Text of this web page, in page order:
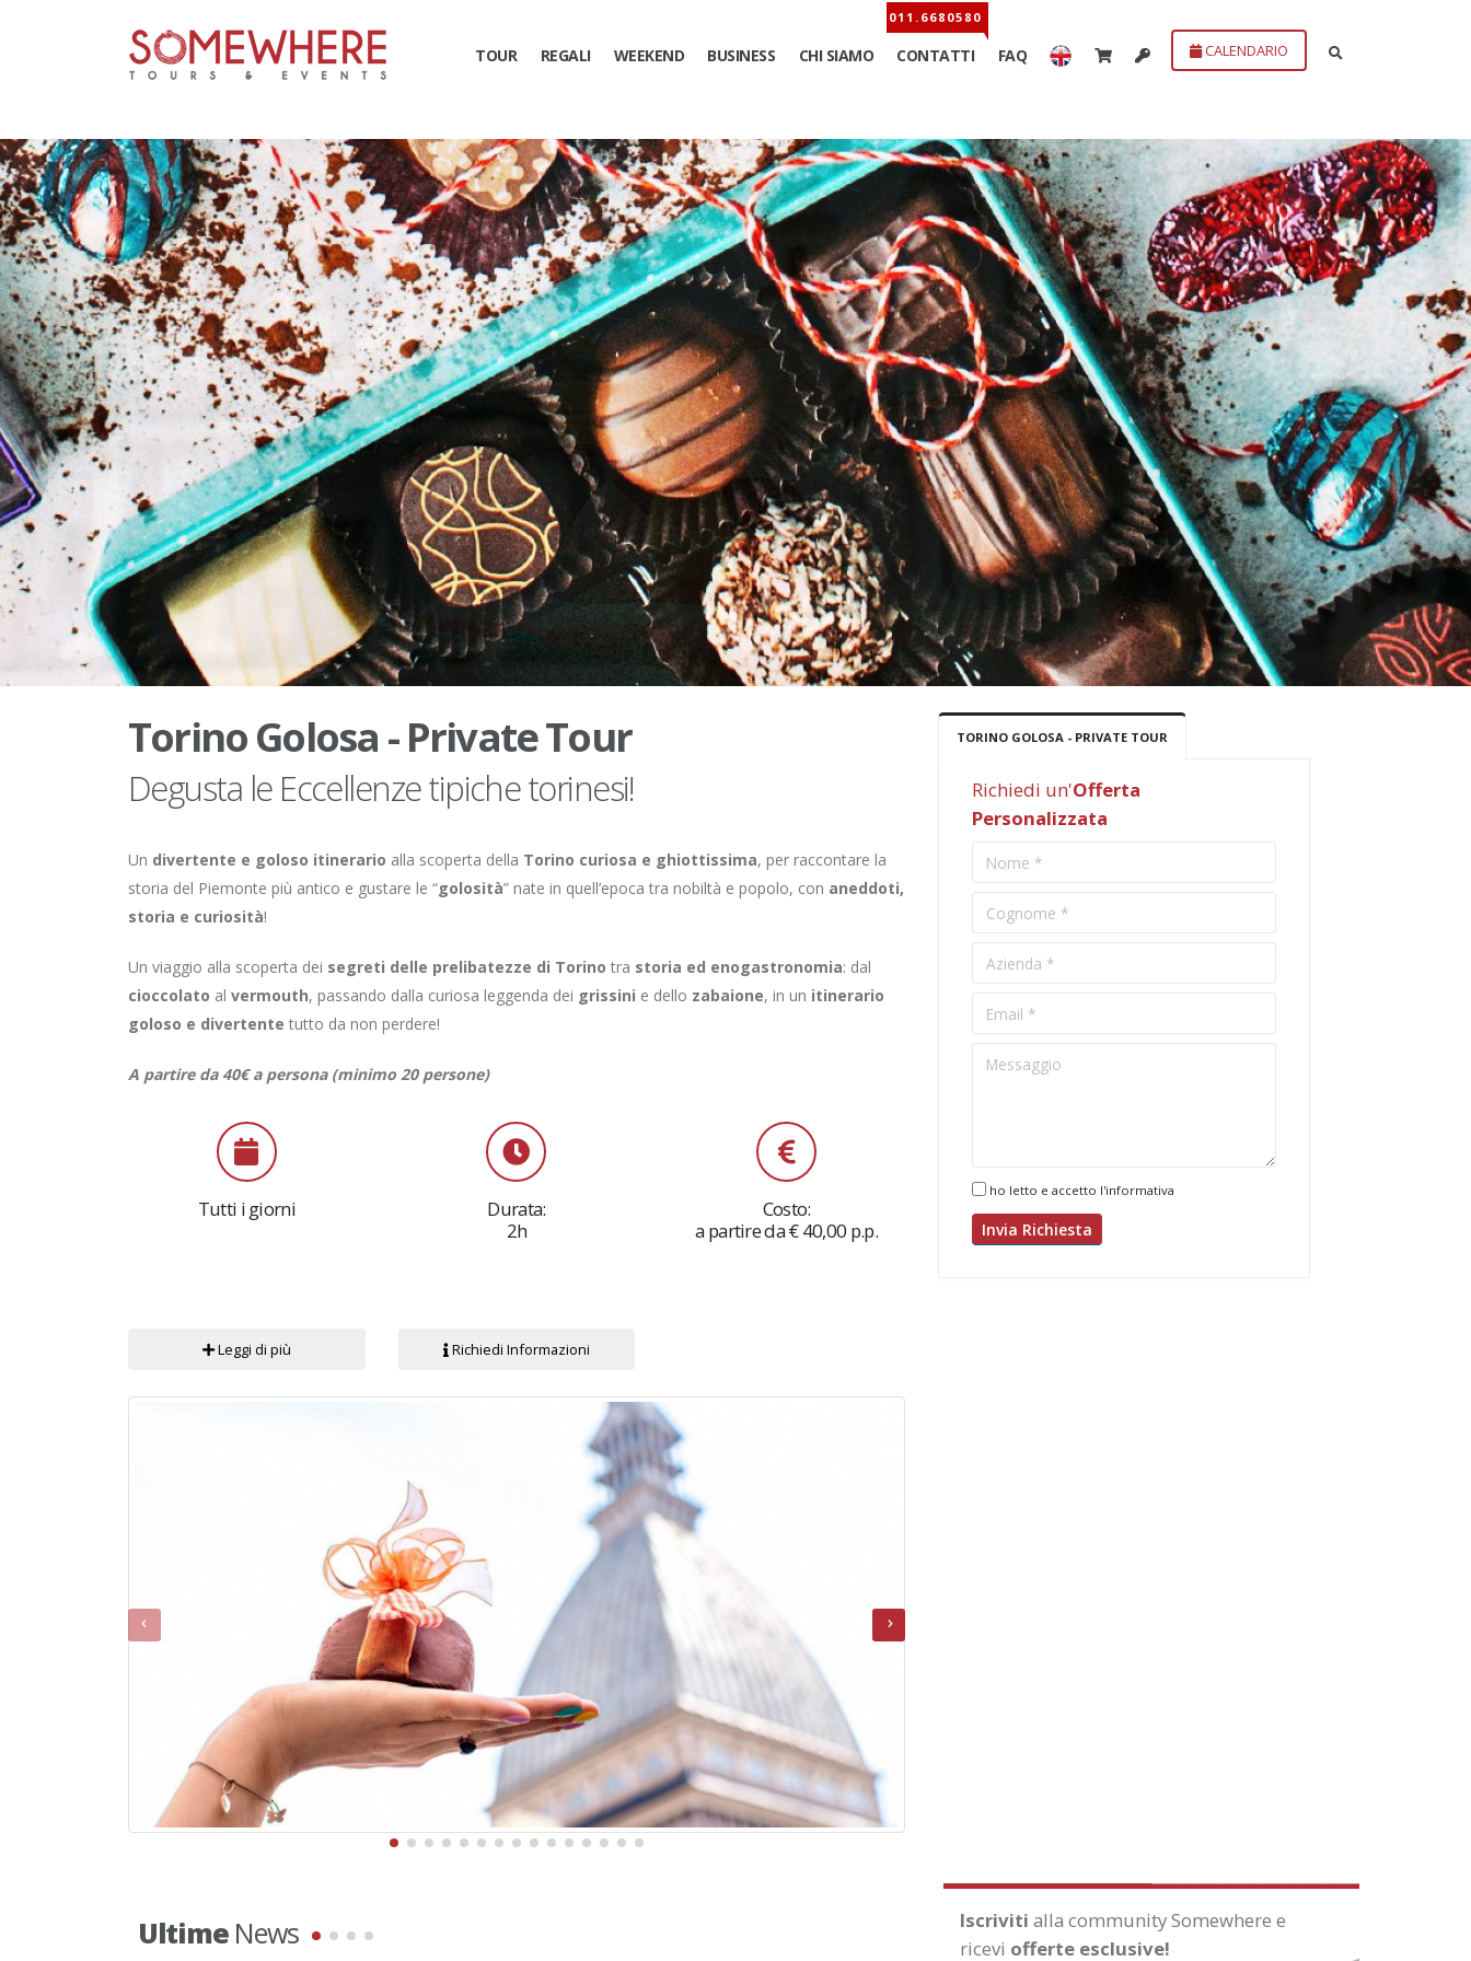
TOUR
REGALI WEEKEND BUSINESS CHI SIAMO CONTATTI FAQ CALENDARIO
Golosa - Private
Una passeggiata a piedi con guida privata
Torino Golosa - Private Tour
Degusta le Eccellenze tipiche torinesi!
Un divertente e goloso itinerario alla scoperta della Torino curiosa e ghiottissima, per raccontare la
storia del Piemonte più antico e gustare le “golosità” nate in quell’epoca tra nobiltà e popolo, con aneddoti,
storia e curiosità!
Un viaggio alla scoperta dei segreti delle prelibatezze di Torino tra storia ed enogastronomia: dal
cioccolato al vermouth, passando dalla curiosa leggenda dei grissini e dello zabaione, in un itinerario
goloso e divertente tutto da non perdere!
A partire da 40€ a persona (minimo 20 persone)
Tutti i giorni
Durata:
2h
Costo:
a partire da € 40,00 p.p.
Leggi di più Richiedi Informazioni
TORINO GOLOSA - PRIVATE TOUR
Richiedi un'Offerta
Personalizzata
ho letto e accetto l'informativa
UltimeNews Iscriviti alla community Somewhere e
ricevi offerte esclusive!